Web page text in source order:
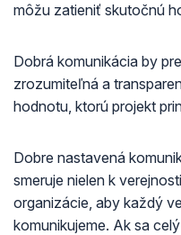
môžu zatieniť skutočnú
Dobrá komunikácia by
zrozumiteľná a
hodnotu, ktorú projekt
Dobre nastavená
smeruje nielen k
organizácie, aby každý
komunikujeme. Ak sa